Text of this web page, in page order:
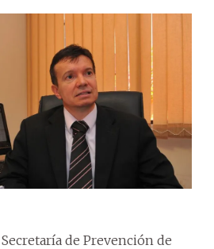
de Prevención de